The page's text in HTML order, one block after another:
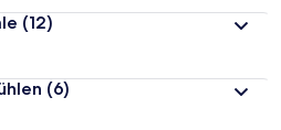
(12)
(6)